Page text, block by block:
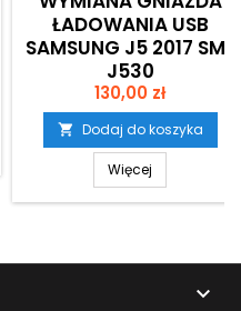
ŁADOWANIA USB
SAMSUNG J5 2017 SM-
J530
Cena
130,00 zł
 Dodaj do koszyka
Więcej
